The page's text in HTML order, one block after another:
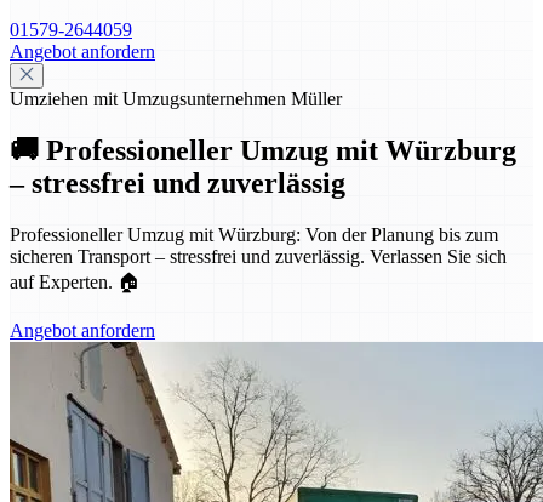
01579-2644059
Angebot anfordern
Umziehen mit Umzugsunternehmen Müller
🚚 Professioneller Umzug mit Würzburg
– stressfrei und zuverlässig
Professioneller Umzug mit Würzburg: Von der Planung bis zum
sicheren Transport – stressfrei und zuverlässig. Verlassen Sie sich
auf Experten. 🏠
Angebot anfordern